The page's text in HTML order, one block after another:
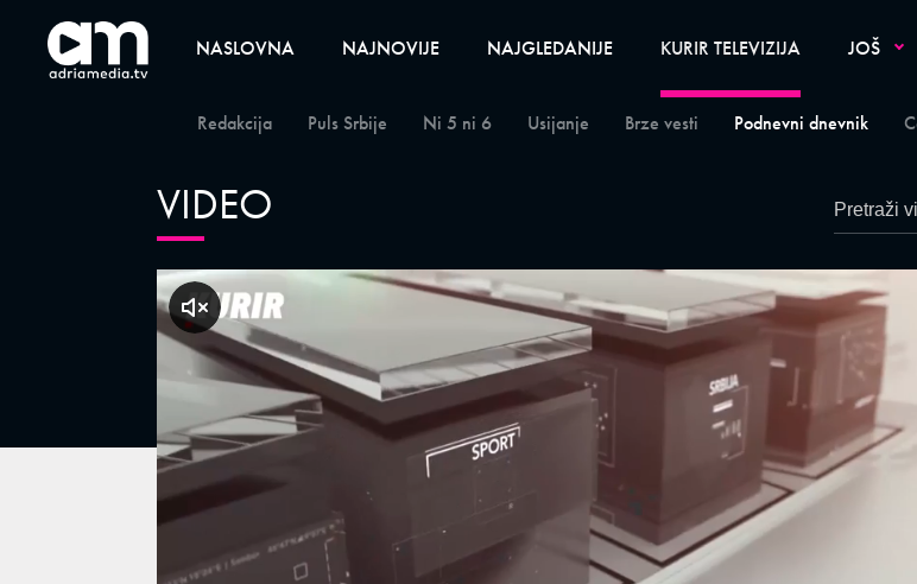
NASLOVNA NAJNOVIJE NAJGLEDANIJE KURIR TELEVIZIJA
Redakcija Puls Srbije Ni 5 ni 6 Usijanje Brze vesti Podnevni dnevnik
JOŠ
VIDEO
klikni za zvuk